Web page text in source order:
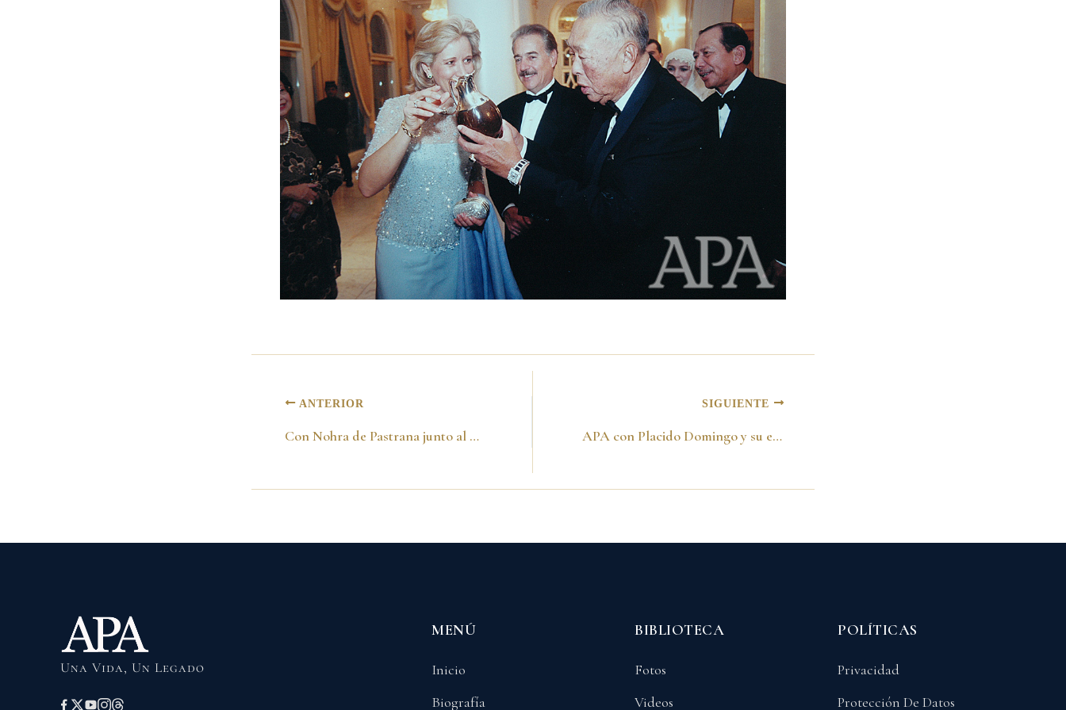
ANTERIOR
Con Nohra de Pastrana junto al presidente de los EEUU Bill Clinton en la reunión en la Cumbre del Milenio en New York, 07/09/2000
SIGUIENTE
APA con Placido Domingo y su esposa, Washington, 2006
Una Vida, Un Legado
MENÚ
Inicio
Biografía
BIBLIOTECA
Fotos
Videos
POLÍTICAS
Privacidad
Protección De Datos